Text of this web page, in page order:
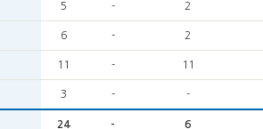
5 - 2
6 - 2
11 - 11
3 - -
24 - 6